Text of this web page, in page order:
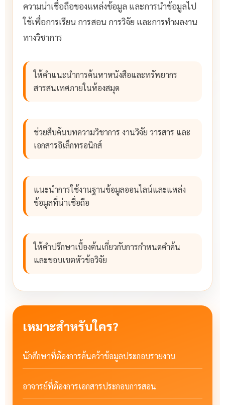
ความน่าเชื่อถือของแหล่งข้อมูล และการนำข้อมูลไป
ใช้เพื่อการเรียน การสอน การวิจัย และการทำผลงาน
ทางวิชาการ
ให้คำแนะนำการค้นหาหนังสือและทรัพยากร
สารสนเทศภายในห้องสมุด
ช่วยสืบค้นบทความวิชาการ งานวิจัย วารสาร และ
เอกสารอิเล็กทรอนิกส์
แนะนำการใช้งานฐานข้อมูลออนไลน์และแหล่ง
ข้อมูลที่น่าเชื่อถือ
ให้คำปรึกษาเบื้องต้นเกี่ยวกับการกำหนดคำค้น
และขอบเขตหัวข้อวิจัย
เหมาะสำหรับใคร?
นักศึกษาที่ต้องการค้นคว้าข้อมูลประกอบรายงาน
อาจารย์ที่ต้องการเอกสารประกอบการสอน